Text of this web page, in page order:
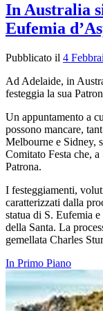
In Australia
Eufemia
Pubblicato il 4
Ad Adelaide, in
festeggia la sua
Un appuntamento a
possono mancare,
Melbourne e Sidney,
Comitato Festa che,
Patrona.
I festeggiamenti,
caratterizzati dalla
statua di S. Eufemia
della Santa. La
gemellata Charles
In Primo Piano